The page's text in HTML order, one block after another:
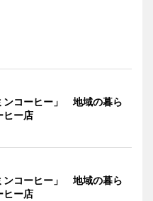
ンコーヒー」 地域の暮ら
ヒー店
ンコーヒー」 地域の暮ら
ヒー店